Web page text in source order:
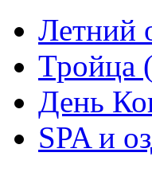
Летний
Тройца
День
SPA и